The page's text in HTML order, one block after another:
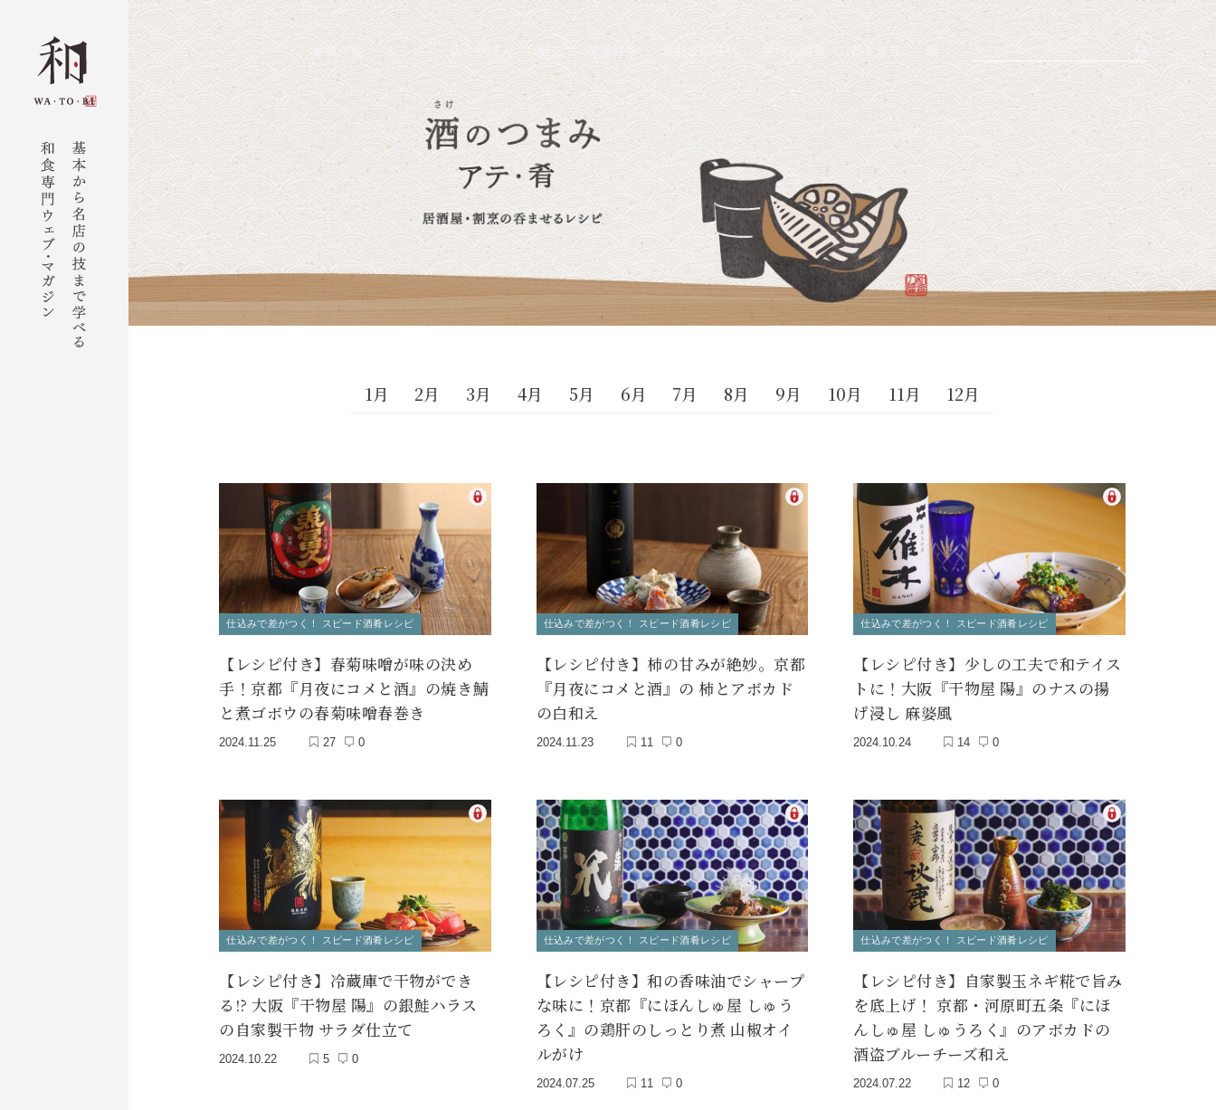
レシピ 調理科学 食材＆調味料
1月 2月 3月 4月 5月 6月 7月 8月 9月 10月 11月 12月
仕込みで差がつく！ スピード酒肴レシピ
【レシピ付き】春菊味噌が味の決め
手！京都『月夜にコメと酒』の焼き鯖
と煮ゴボウの春菊味噌春巻き
2024.11.25 27 0
仕込みで差がつく！ スピード酒肴レシピ
【レシピ付き】柿の甘みが絶妙。京都
『月夜にコメと酒』の 柿とアボカド
の白和え
2024.11.23 11 0
仕込みで差がつく！ スピード酒肴レシピ
【レシピ付き】少しの工夫で和テイス
トに！大阪『干物屋 陽』のナスの揚
げ浸し 麻婆風
2024.10.24 14 0
仕込みで差がつく！ スピード酒肴レシピ
【レシピ付き】冷蔵庫で干物ができ
る!? 大阪『干物屋 陽』の銀鮭ハラス
の自家製干物 サラダ仕立て
2024.10.22 5 0
仕込みで差がつく！ スピード酒肴レシピ
【レシピ付き】和の香味油でシャープ
な味に！京都『にほんしゅ屋 しゅう
ろく』の鶏肝のしっとり煮 山椒オイ
ルがけ
2024.07.25 11 0
仕込みで差がつく！ スピード酒肴レシピ
【レシピ付き】自家製玉ネギ糀で旨み
を底上げ！ 京都・河原町五条『にほ
んしゅ屋 しゅうろく』のアボカドの
酒盗ブルーチーズ和え
2024.07.22 12 0